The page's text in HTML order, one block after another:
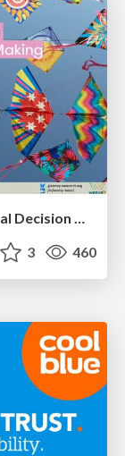
Technical Leadership for Architectural Decision Making
3 460